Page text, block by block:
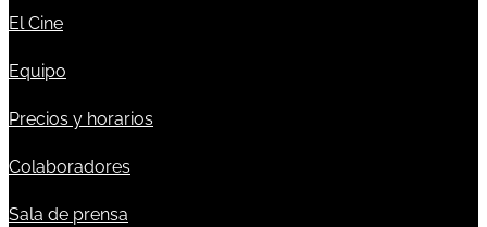
El Cine
Equipo
Precios y horarios
Colaboradores
Sala de prensa